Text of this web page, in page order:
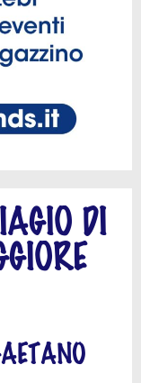
DI